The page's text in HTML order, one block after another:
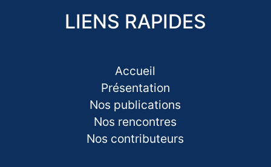
LIENS RAPIDES
Accueil
Présentation
Nos publications
Nos rencontres
Nos contributeurs